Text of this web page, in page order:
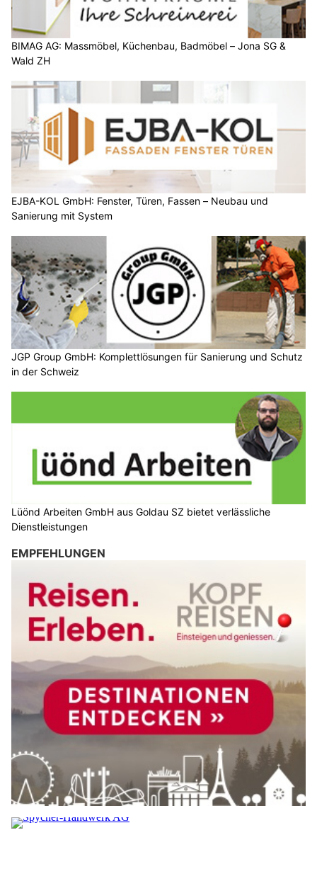
BIMAG AG: Massmöbel, Küchenbau, Badmöbel – Jona SG &
Wald ZH
EJBA-KOL GmbH: Fenster, Türen, Fassen – Neubau und
Sanierung mit System
JGP Group GmbH: Komplettlösungen für Sanierung und Schutz
in der Schweiz
Lüönd Arbeiten GmbH aus Goldau SZ bietet verlässliche
Dienstleistungen
EMPFEHLUNGEN